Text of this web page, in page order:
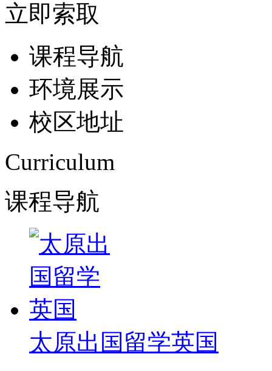
立即索取
课程导航
环境展示
校区地址
Curriculum
课程导航
太原出国留学英国